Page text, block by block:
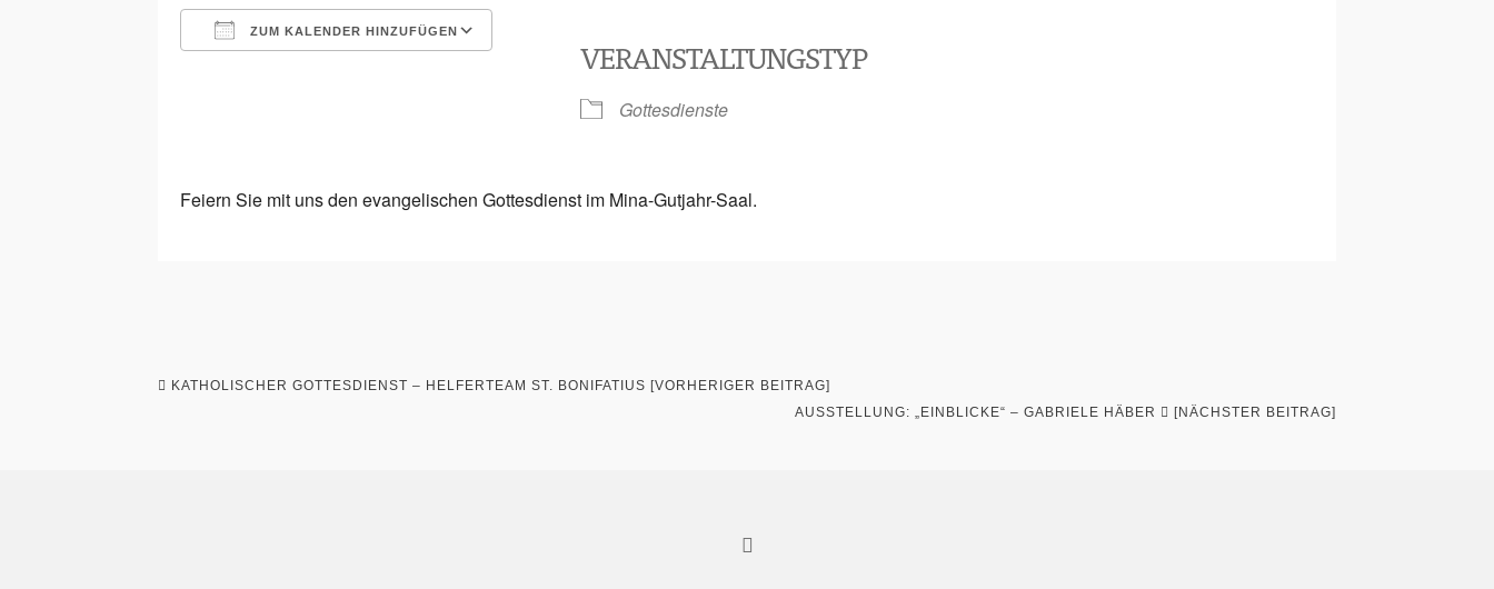
ZUM KALENDER HINZUFÜGEN
Google Kalender iCalendar
VERANSTALTUNGSTYP
Gottesdienste
Feiern Sie mit uns den evangelischen Gottesdienst im Mina-Gutjahr-Saal.
KATHOLISCHER GOTTESDIENST – HELFERTEAM ST. BONIFATIUS [VORHERIGER BEITRAG]
AUSSTELLUNG: „EINBLICKE“ – GABRIELE HÄBER
[NÄCHSTER BEITRAG]